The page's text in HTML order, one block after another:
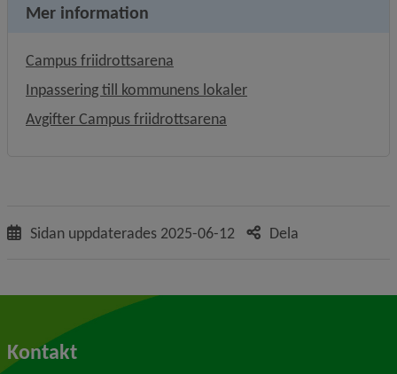
Mer information
Campus friidrottsarena
Inpassering till kommunens lokaler
Avgifter Campus friidrottsarena
Sidan uppdaterades 2025-06-12 Dela
Kontakt